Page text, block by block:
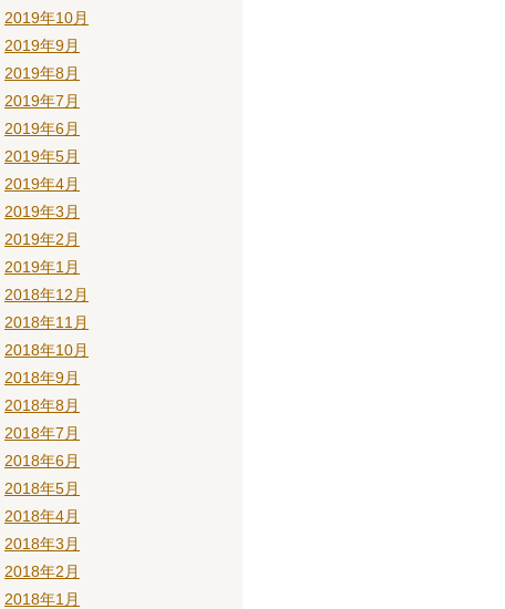
2019年10月
2019年9月
2019年8月
2019年7月
2019年6月
2019年5月
2019年4月
2019年3月
2019年2月
2019年1月
2018年12月
2018年11月
2018年10月
2018年9月
2018年8月
2018年7月
2018年6月
2018年5月
2018年4月
2018年3月
2018年2月
2018年1月